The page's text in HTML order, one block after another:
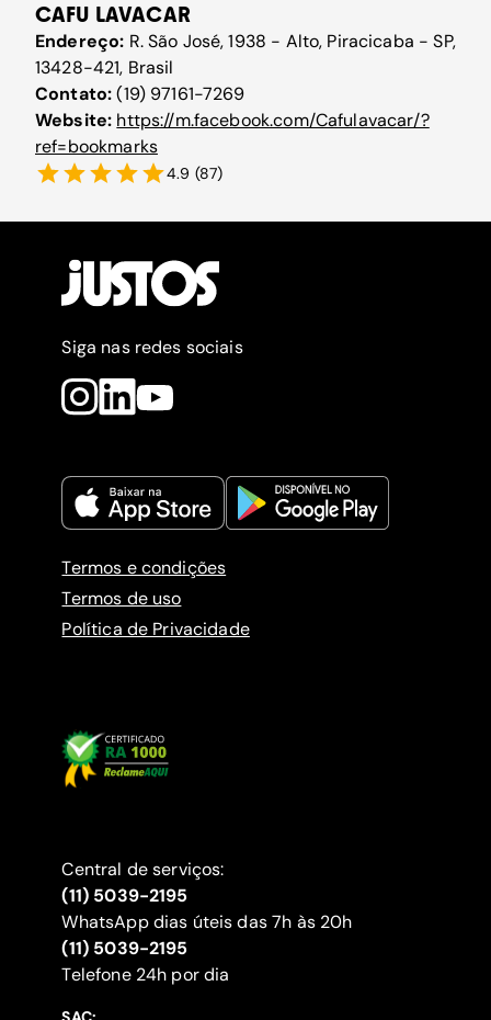
CAFU LAVACAR
Endereço: R. São José, 1938 - Alto, Piracicaba - SP,
13428-421, Brasil
Contato:(19) 97161-7269
Website: https://m.facebook.com/Cafulavacar/?
ref=bookmarks
4.9 (87)
Siga nas redes sociais
Termos e condições
Termos de uso
Política de Privacidade
Central de serviços:
(11) 5039-2195
WhatsApp dias úteis das 7h às 20h
(11) 5039-2195
‍Telefone 24h por dia